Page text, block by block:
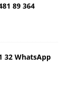
89 364
32 WhatsApp